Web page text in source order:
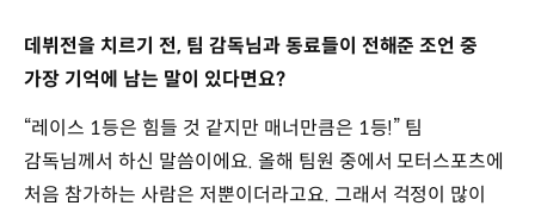
데뷔전을 치르기 전, 팀 감독님과 동료들이 전해준 조언 중
가장 기억에 남는 말이 있다면요?
“레이스 1등은 힘들 것 같지만 매너만큼은 1등!” 팀
감독님께서 하신 말씀이에요. 올해 팀원 중에서 모터스포츠에
처음 참가하는 사람은 저뿐이더라고요. 그래서 걱정이 많이